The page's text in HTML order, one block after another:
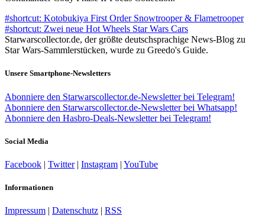
#shortcut: Kotobukiya First Order Snowtrooper & Flametrooper
#shortcut: Zwei neue Hot Wheels Star Wars Cars
Starwarscollector.de, der größte deutschsprachige News-Blog zu
Star Wars-Sammlerstücken, wurde zu Greedo's Guide.
Unsere Smartphone-Newsletters
Abonniere den Starwarscollector.de-Newsletter bei Telegram!
Abonniere den Starwarscollector.de-Newsletter bei Whatsapp!
Abonniere den Hasbro-Deals-Newsletter bei Telegram!
Social Media
Facebook | Twitter| Instagram | YouTube
Informationen
Impressum | Datenschutz | RSS